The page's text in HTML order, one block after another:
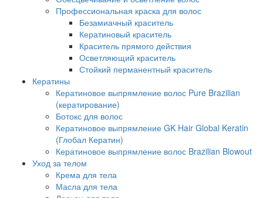
Профессиональная краска для волос
Безамиачный краситель
Кератиновый краситель
Краситель прямого действия
Осветляющий краситель
Стойкий перманентный краситель
Кератины
Кератиновое выпрямление волос Pure Brazilian
(кератирование)
Ботокс для волос
Кератиновое выпрямление GK Hair Global Keratin
(Глобал Кератин)
Кератиновое выпрямление волос Brazilian Blowout
Уход за телом
Крема для тела
Масла для тела